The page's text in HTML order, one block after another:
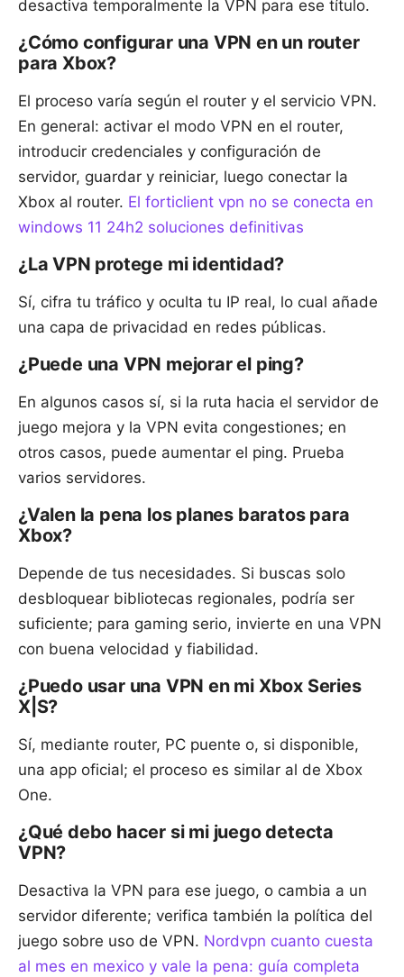
desactiva temporalmente la VPN para ese título.
¿Cómo configurar una VPN en un router
para Xbox?
El proceso varía según el router y el servicio VPN.
En general: activar el modo VPN en el router,
introducir credenciales y configuración de
servidor, guardar y reiniciar, luego conectar la
Xbox al router. El forticlient vpn no se conecta en
windows 11 24h2 soluciones definitivas
¿La VPN protege mi identidad?
Sí, cifra tu tráfico y oculta tu IP real, lo cual añade
una capa de privacidad en redes públicas.
¿Puede una VPN mejorar el ping?
En algunos casos sí, si la ruta hacia el servidor de
juego mejora y la VPN evita congestiones; en
otros casos, puede aumentar el ping. Prueba
varios servidores.
¿Valen la pena los planes baratos para
Xbox?
Depende de tus necesidades. Si buscas solo
desbloquear bibliotecas regionales, podría ser
suficiente; para gaming serio, invierte en una VPN
con buena velocidad y fiabilidad.
¿Puedo usar una VPN en mi Xbox Series
X|S?
Sí, mediante router, PC puente o, si disponible,
una app oficial; el proceso es similar al de Xbox
One.
¿Qué debo hacer si mi juego detecta
VPN?
Desactiva la VPN para ese juego, o cambia a un
servidor diferente; verifica también la política del
juego sobre uso de VPN. Nordvpn cuanto cuesta
al mes en mexico y vale la pena: guía completa